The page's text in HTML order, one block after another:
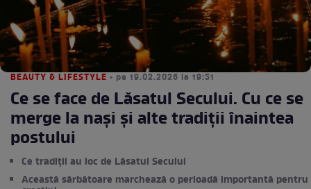
BEAUTY & LIFESTYLE • pe 19.02.2026 la 19:51
Ce se face de Lăsatul Secului. Cu ce se
merge la nași și alte tradiții înaintea
postului
Ce tradiții au loc de Lăsatul Secului
Această sărbătoare marchează o perioadă importantă pentru